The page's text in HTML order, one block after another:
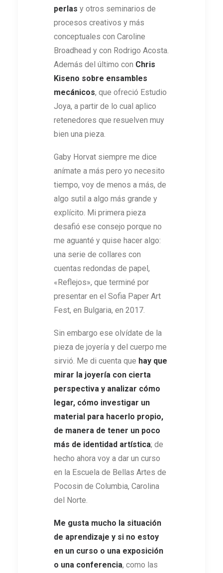
perlas y otros seminarios de
procesos creativos y más
conceptuales con Caroline
Broadhead y con Rodrigo Acosta.
Además del último con Chris
Kiseno sobre ensambles
mecánicos, que ofreció Estudio
Joya, a partir de lo cual aplico
retenedores que resuelven muy
bien una pieza.
Gaby Horvat siempre me dice
anímate a más pero yo necesito
tiempo, voy de menos a más, de
algo sutil a algo más grande y
explícito. Mi primera pieza
desafió ese consejo porque no
me aguanté y quise hacer algo:
una serie de collares con
cuentas redondas de papel,
«Reflejos», que terminé por
presentar en el Sofia Paper Art
Fest, en Bulgaria, en 2017.
Sin embargo ese olvídate de la
pieza de joyería y del cuerpo me
sirvió. Me di cuenta que hay que
mirar la joyería con cierta
perspectiva y analizar cómo
legar, cómo investigar un
material para hacerlo propio,
de manera de tener un poco
más de identidad artística; de
hecho ahora voy a dar un curso
en la Escuela de Bellas Artes de
Pocosin de Columbia, Carolina
del Norte.
Me gusta mucho la situación
de aprendizaje y si no estoy
en un curso o una exposición
o una conferencia, como las